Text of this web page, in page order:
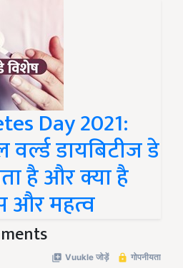
Day 2021:
डायबिटीज डे
है और क्या है
और महत्व